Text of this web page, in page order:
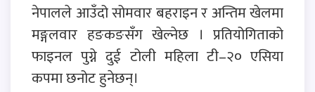
नेपालले आउँदो सोमवार बहराइन र अन्तिम खेलमा
मङ्गलवार हङकङसँग खेल्नेछ । प्रतियोगिताको
फाइनल पुग्ने दुई टोली महिला टी–२० एसिया
कपमा छनोट हुनेछन्।